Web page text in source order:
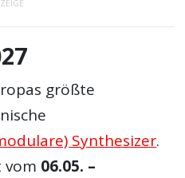
größte
Synthesizer.
vom 06.05. –